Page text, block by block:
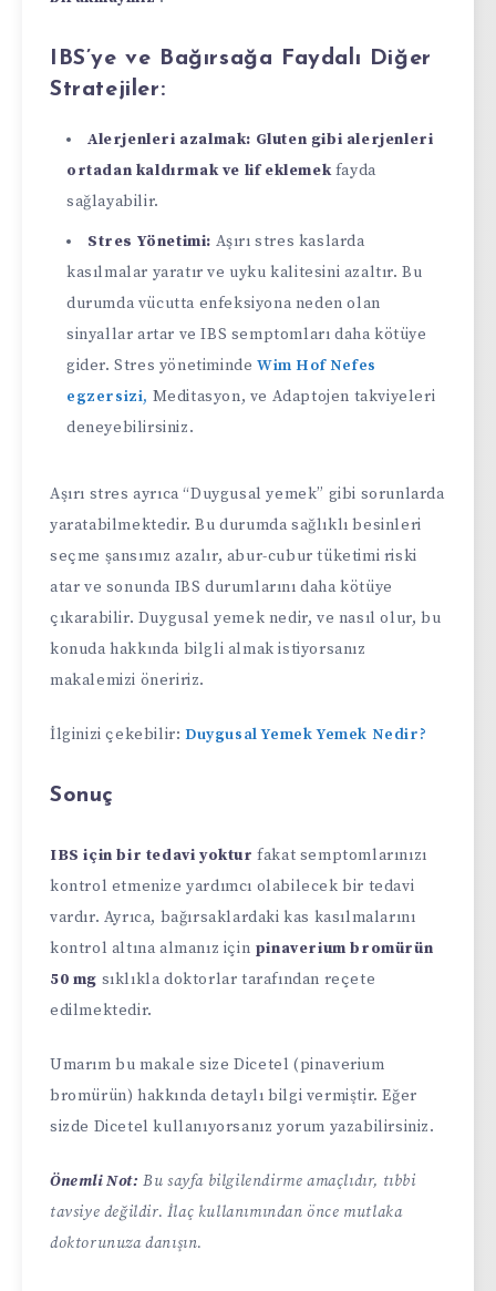
IBS’ye ve Bağırsağa Faydalı Diğer
Stratejiler:
Alerjenleri azalmak: Gluten gibi alerjenleri
ortadan kaldırmak ve lif eklemekfayda
sağlayabilir.
Stres Yönetimi: Aşırı stres kaslarda
kasılmalar yaratır ve uyku kalitesini azaltır. Bu
durumda vücutta enfeksiyona neden olan
sinyallar artar ve IBS semptomları daha kötüye
gider. Stres yönetiminde Wim Hof Nefes
egzersizi, Meditasyon, ve Adaptojen takviyeleri
deneyebilirsiniz.
Aşırı stres ayrıca “Duygusal yemek” gibi sorunlarda
yaratabilmektedir. Bu durumda sağlıklı besinleri
seçme şansımız azalır, abur-cubur tüketimi riski
atar ve sonunda IBS durumlarını daha kötüye
çıkarabilir. Duygusal yemek nedir, ve nasıl olur, bu
konuda hakkında bilgli almak istiyorsanız
makalemizi öneririz.
İlginizi çekebilir: Duygusal Yemek Yemek Nedir?
Sonuç
IBS için bir tedavi yoktur fakat semptomlarınızı
kontrol etmenize yardımcı olabilecek bir tedavi
vardır. Ayrıca, bağırsaklardaki kas kasılmalarını
kontrol altına almanız için pinaverium bromürün
50 mg sıklıkla doktorlar tarafından reçete
edilmektedir.
Umarım bu makale size Dicetel (pinaverium
bromürün) hakkında detaylı bilgi vermiştir. Eğer
sizde Dicetel kullanıyorsanız yorum yazabilirsiniz.
Önemli Not: Bu sayfa bilgilendirme amaçlıdır, tıbbi
tavsiye değildir. İlaç kullanımından önce mutlaka
doktorunuza danışın.